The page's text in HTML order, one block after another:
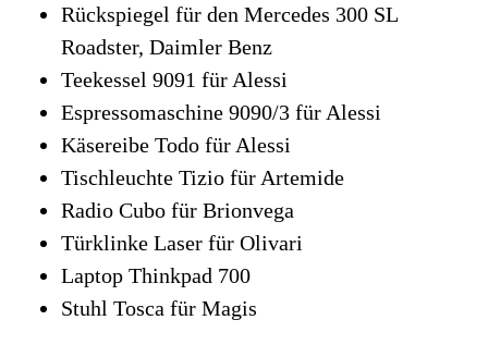
Rückspiegel für den Mercedes 300 SL
Roadster, Daimler Benz
Teekessel 9091 für Alessi
Espressomaschine 9090/3 für Alessi
Käsereibe Todo für Alessi
Tischleuchte Tizio für Artemide
Radio Cubo für Brionvega
Türklinke Laser für Olivari
Laptop Thinkpad 700
Stuhl Tosca für Magis